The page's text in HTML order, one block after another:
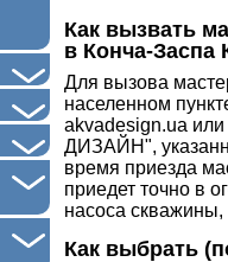
Как вызвать
в Конча-Заспа
Для вызова
населенном
akvadesign.ua
ДИЗАЙН",
время приезда
приедет точно в
насоса
Как выбрать